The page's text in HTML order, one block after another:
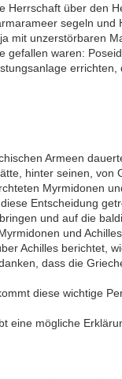
Herrschaft über den
segeln und
mit unzerstörbaren
gefallen waren:
Armeen
hinter seinen,
Myrmidonen
Entscheidung
und auf die
und
Achilles berichtet,
dass die
diese wichtige
eine mögliche